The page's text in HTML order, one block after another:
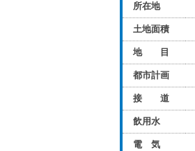
所在地
土地面積
地 目
都市計画
接 道
飲用水
電 気